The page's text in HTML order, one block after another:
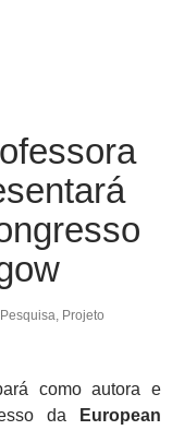
Pesquisa Projeto
como autora e
da
European